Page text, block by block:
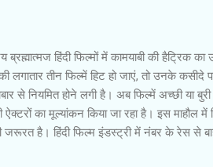
ब्रह्मात्मज हिंदी फिल्मों में कामयाबी की हैट्रिक
लगातार तीन फिल्में हिट हो जाएं, तो उनके
से नियमित होने लगी है। अब फिल्में अच्छी या
का मूल्यांकन किया जा रहा है। इस माहौल में
है। हिंदी फिल्म इंडस्ट्री में नंबर के रेस से